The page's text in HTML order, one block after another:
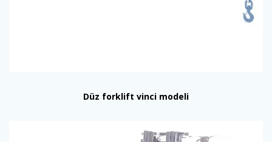
Düz forklift vinci modeli